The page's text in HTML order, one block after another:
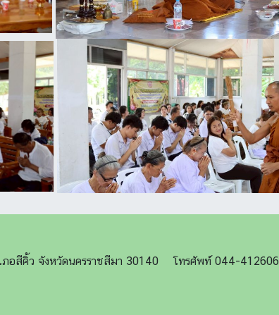
อสีคิ้ว จังหวัดนครราชสีมา 30140 โทรศัพท์ 044-412606